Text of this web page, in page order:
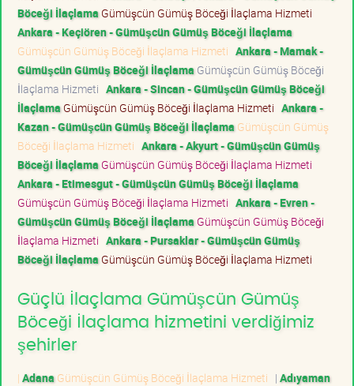
Böceği İlaçlama Gümüşcün Gümüş Böceği İlaçlama Hizmeti
Ankara - Keçiören - Gümüşcün Gümüş Böceği İlaçlama
Gümüşcün Gümüş Böceği İlaçlama Hizmeti Ankara - Mamak -
Gümüşcün Gümüş Böceği İlaçlama Gümüşcün Gümüş Böceği
İlaçlama Hizmeti Ankara - Sincan - Gümüşcün Gümüş Böceği
İlaçlama Gümüşcün Gümüş Böceği İlaçlama Hizmeti Ankara -
Kazan - Gümüşcün Gümüş Böceği İlaçlama Gümüşcün Gümüş
Böceği İlaçlama Hizmeti Ankara - Akyurt - Gümüşcün Gümüş
Böceği İlaçlama Gümüşcün Gümüş Böceği İlaçlama Hizmeti
Ankara - Etimesgut - Gümüşcün Gümüş Böceği İlaçlama
Gümüşcün Gümüş Böceği İlaçlama Hizmeti Ankara - Evren -
Gümüşcün Gümüş Böceği İlaçlama Gümüşcün Gümüş Böceği
İlaçlama Hizmeti Ankara - Pursaklar - Gümüşcün Gümüş
Böceği İlaçlama Gümüşcün Gümüş Böceği İlaçlama Hizmeti
Güçlü İlaçlama Gümüşcün Gümüş
Böceği İlaçlama hizmetini verdiğimiz
şehirler
| Adana Gümüşcün Gümüş Böceği İlaçlama Hizmeti | Adıyaman